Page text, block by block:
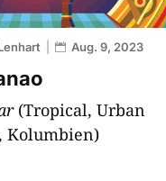
Aug. 9, 2023
(Tropical, Urban
Kolumbien)